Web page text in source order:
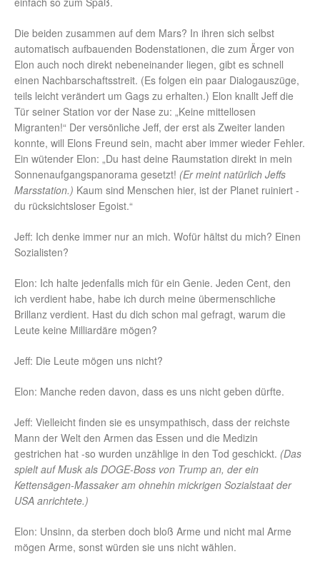
Die beiden zusammen auf dem Mars? In ihren sich selbst
automatisch aufbauenden Bodenstationen, die zum Ärger von
Elon auch noch direkt nebeneinander liegen, gibt es schnell
einen Nachbarschaftsstreit. (Es folgen ein paar Dialogauszüge,
teils leicht verändert um Gags zu erhalten.) Elon knallt Jeff die
Tür seiner Station vor der Nase zu: „Keine mittellosen
Migranten!“ Der versönliche Jeff, der erst als Zweiter landen
konnte, will Elons Freund sein, macht aber immer wieder Fehler.
Ein wütender Elon: „Du hast deine Raumstation direkt in mein
Sonnenaufgangspanorama gesetzt! (Er meint natürlich Jeffs
Marsstation.) Kaum sind Menschen hier, ist der Planet ruiniert -
du rücksichtsloser Egoist.“
Jeff: Ich denke immer nur an mich. Wofür hältst du mich? Einen
Sozialisten?
Elon: Ich halte jedenfalls mich für ein Genie. Jeden Cent, den
ich verdient habe, habe ich durch meine übermenschliche
Brillanz verdient. Hast du dich schon mal gefragt, warum die
Leute keine Milliardäre mögen?
Jeff: Die Leute mögen uns nicht?
Elon: Manche reden davon, dass es uns nicht geben dürfte.
Jeff: Vielleicht finden sie es unsympathisch, dass der reichste
Mann der Welt den Armen das Essen und die Medizin
gestrichen hat -so wurden unzählige in den Tod geschickt. (Das
spielt auf Musk als DOGE-Boss von Trump an, der ein
Kettensägen-Massaker am ohnehin mickrigen Sozialstaat der
USA anrichtete.)
Elon: Unsinn, da sterben doch bloß Arme und nicht mal Arme
mögen Arme, sonst würden sie uns nicht wählen.